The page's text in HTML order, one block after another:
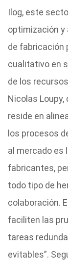
Ilog, este
optimización
de fabricación
cualitativo en
de los
Nicolas
reside en
los procesos
al mercado es
fabricantes,
todo tipo de
colaboración.
faciliten las
tareas
evitables”.